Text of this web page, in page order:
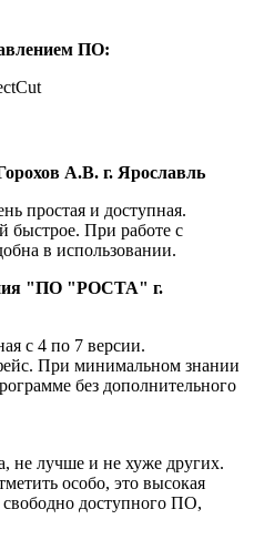
ПО:
А.В. г. Ярославль
простая и доступная.
быстрое. При работе с
в использовании.
"ПО "РОСТА" г.
с 4 по 7 версии.
При минимальном знании
без дополнительного
не лучше и не хуже других.
особо, это высокая
доступного ПО,